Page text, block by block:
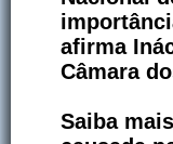
afirma
Câmara
Saiba